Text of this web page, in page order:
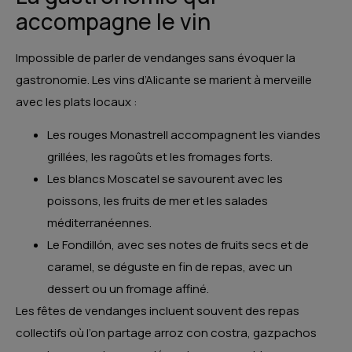
accompagne le vin
Impossible de parler de vendanges sans évoquer la
gastronomie. Les vins d’Alicante se marient à merveille
avec les plats locaux :
Les rouges Monastrell accompagnent les viandes
grillées, les ragoûts et les fromages forts.
Les blancs Moscatel se savourent avec les
poissons, les fruits de mer et les salades
méditerranéennes.
Le Fondillón, avec ses notes de fruits secs et de
caramel, se déguste en fin de repas, avec un
dessert ou un fromage affiné.
Les fêtes de vendanges incluent souvent des repas
collectifs où l’on partage arroz con costra, gazpachos